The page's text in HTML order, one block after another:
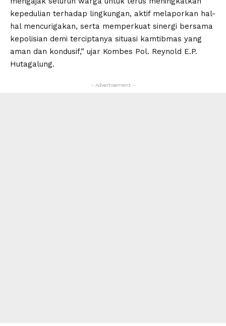
kepedulian terhadap lingkungan, aktif melaporkan hal-
hal mencurigakan, serta memperkuat sinergi bersama
kepolisian demi terciptanya situasi kamtibmas yang
aman dan kondusif,” ujar Kombes Pol. Reynold E.P.
Hutagalung.
- Advertisement -